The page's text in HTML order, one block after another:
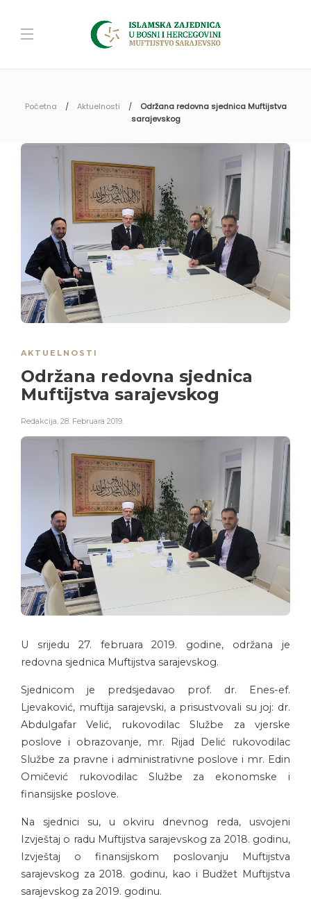
Početna Aktuelnosti
Održana redovna sjednica Muftijstva
sarajevskog
AKTUELNOSTI
Održana redovna sjednica
Muftijstva sarajevskog
Redakcija 28. Februara 2019.
U srijedu 27. februara 2019. godine, održana je
redovna sjednica Muftijstva sarajevskog.
Sjednicom je predsjedavao prof. dr. Enes-ef.
Ljevaković, muftija sarajevski, a prisustvovali su joj: dr.
Abdulgafar Velić, rukovodilac Službe za vjerske
poslove i obrazovanje, mr. Rijad Delić rukovodilac
Službe za pravne i administrativne poslove i mr. Edin
Omičević rukovodilac Službe za ekonomske i
finansijske poslove.
Na sjednici su, u okviru dnevnog reda, usvojeni
Izvještaj o radu Muftijstva sarajevskog za 2018. godinu,
Izvještaj o finansijskom poslovanju Muftijstva
sarajevskog za 2018. godinu, kao i Budžet Muftijstva
sarajevskog za 2019. godinu.